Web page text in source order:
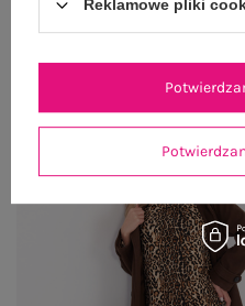
Reklamowe pliki